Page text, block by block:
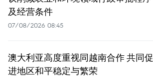
及经营条件
07/08/2026 08:45
澳大利亚高度重视同越南合作 共同促
进地区和平稳定与繁荣